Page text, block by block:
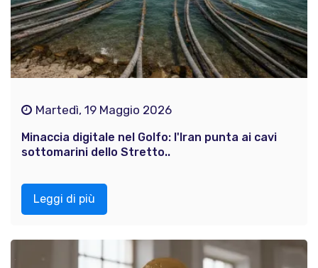
Martedì, 19 Maggio 2026
Minaccia digitale nel Golfo: l'Iran punta ai cavi
sottomarini dello Stretto..
Leggi di più